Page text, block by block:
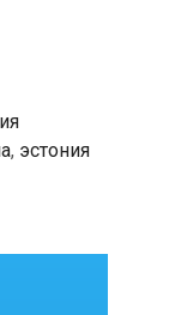
, эстония